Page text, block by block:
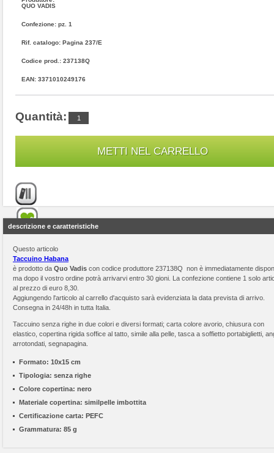
QUO VADIS
Confezione: pz. 1
Rif. catalogo: Pagina 237/E
Codice prod.: 237138Q
EAN: 3371010249176
Quantità:
descrizione e caratteristiche
Questo articolo
Taccuino Habana
è prodotto da Quo Vadis con codice produttore 237138Q non è immediatamente
ma dopo il vostro ordine potrà arrivarvi entro 30 gioni. La confezione contiene 1 solo
al prezzo di euro 8,30.
Aggiungendo l'articolo al carrello d'acquisto sarà evidenziata la data prevista di arrivo.
Consegna in 24/48h in tutta Italia.
Taccuino senza righe in due colori e diversi formati; carta colore avorio, chiusura con
elastico, copertina rigida soffice al tatto, simile alla pelle, tasca a soffietto portabiglietti,
arrotondati, segnapagina.
Formato: 10x15 cm
Tipologia: senza righe
Colore copertina: nero
Materiale copertina: similpelle imbottita
Certificazione carta: PEFC
Grammatura: 85 g